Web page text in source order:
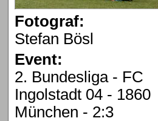
Fotograf:
Stefan Bösl
Event:
2. Bundesliga - FC
Ingolstadt 04 - 1860
München - 2:3